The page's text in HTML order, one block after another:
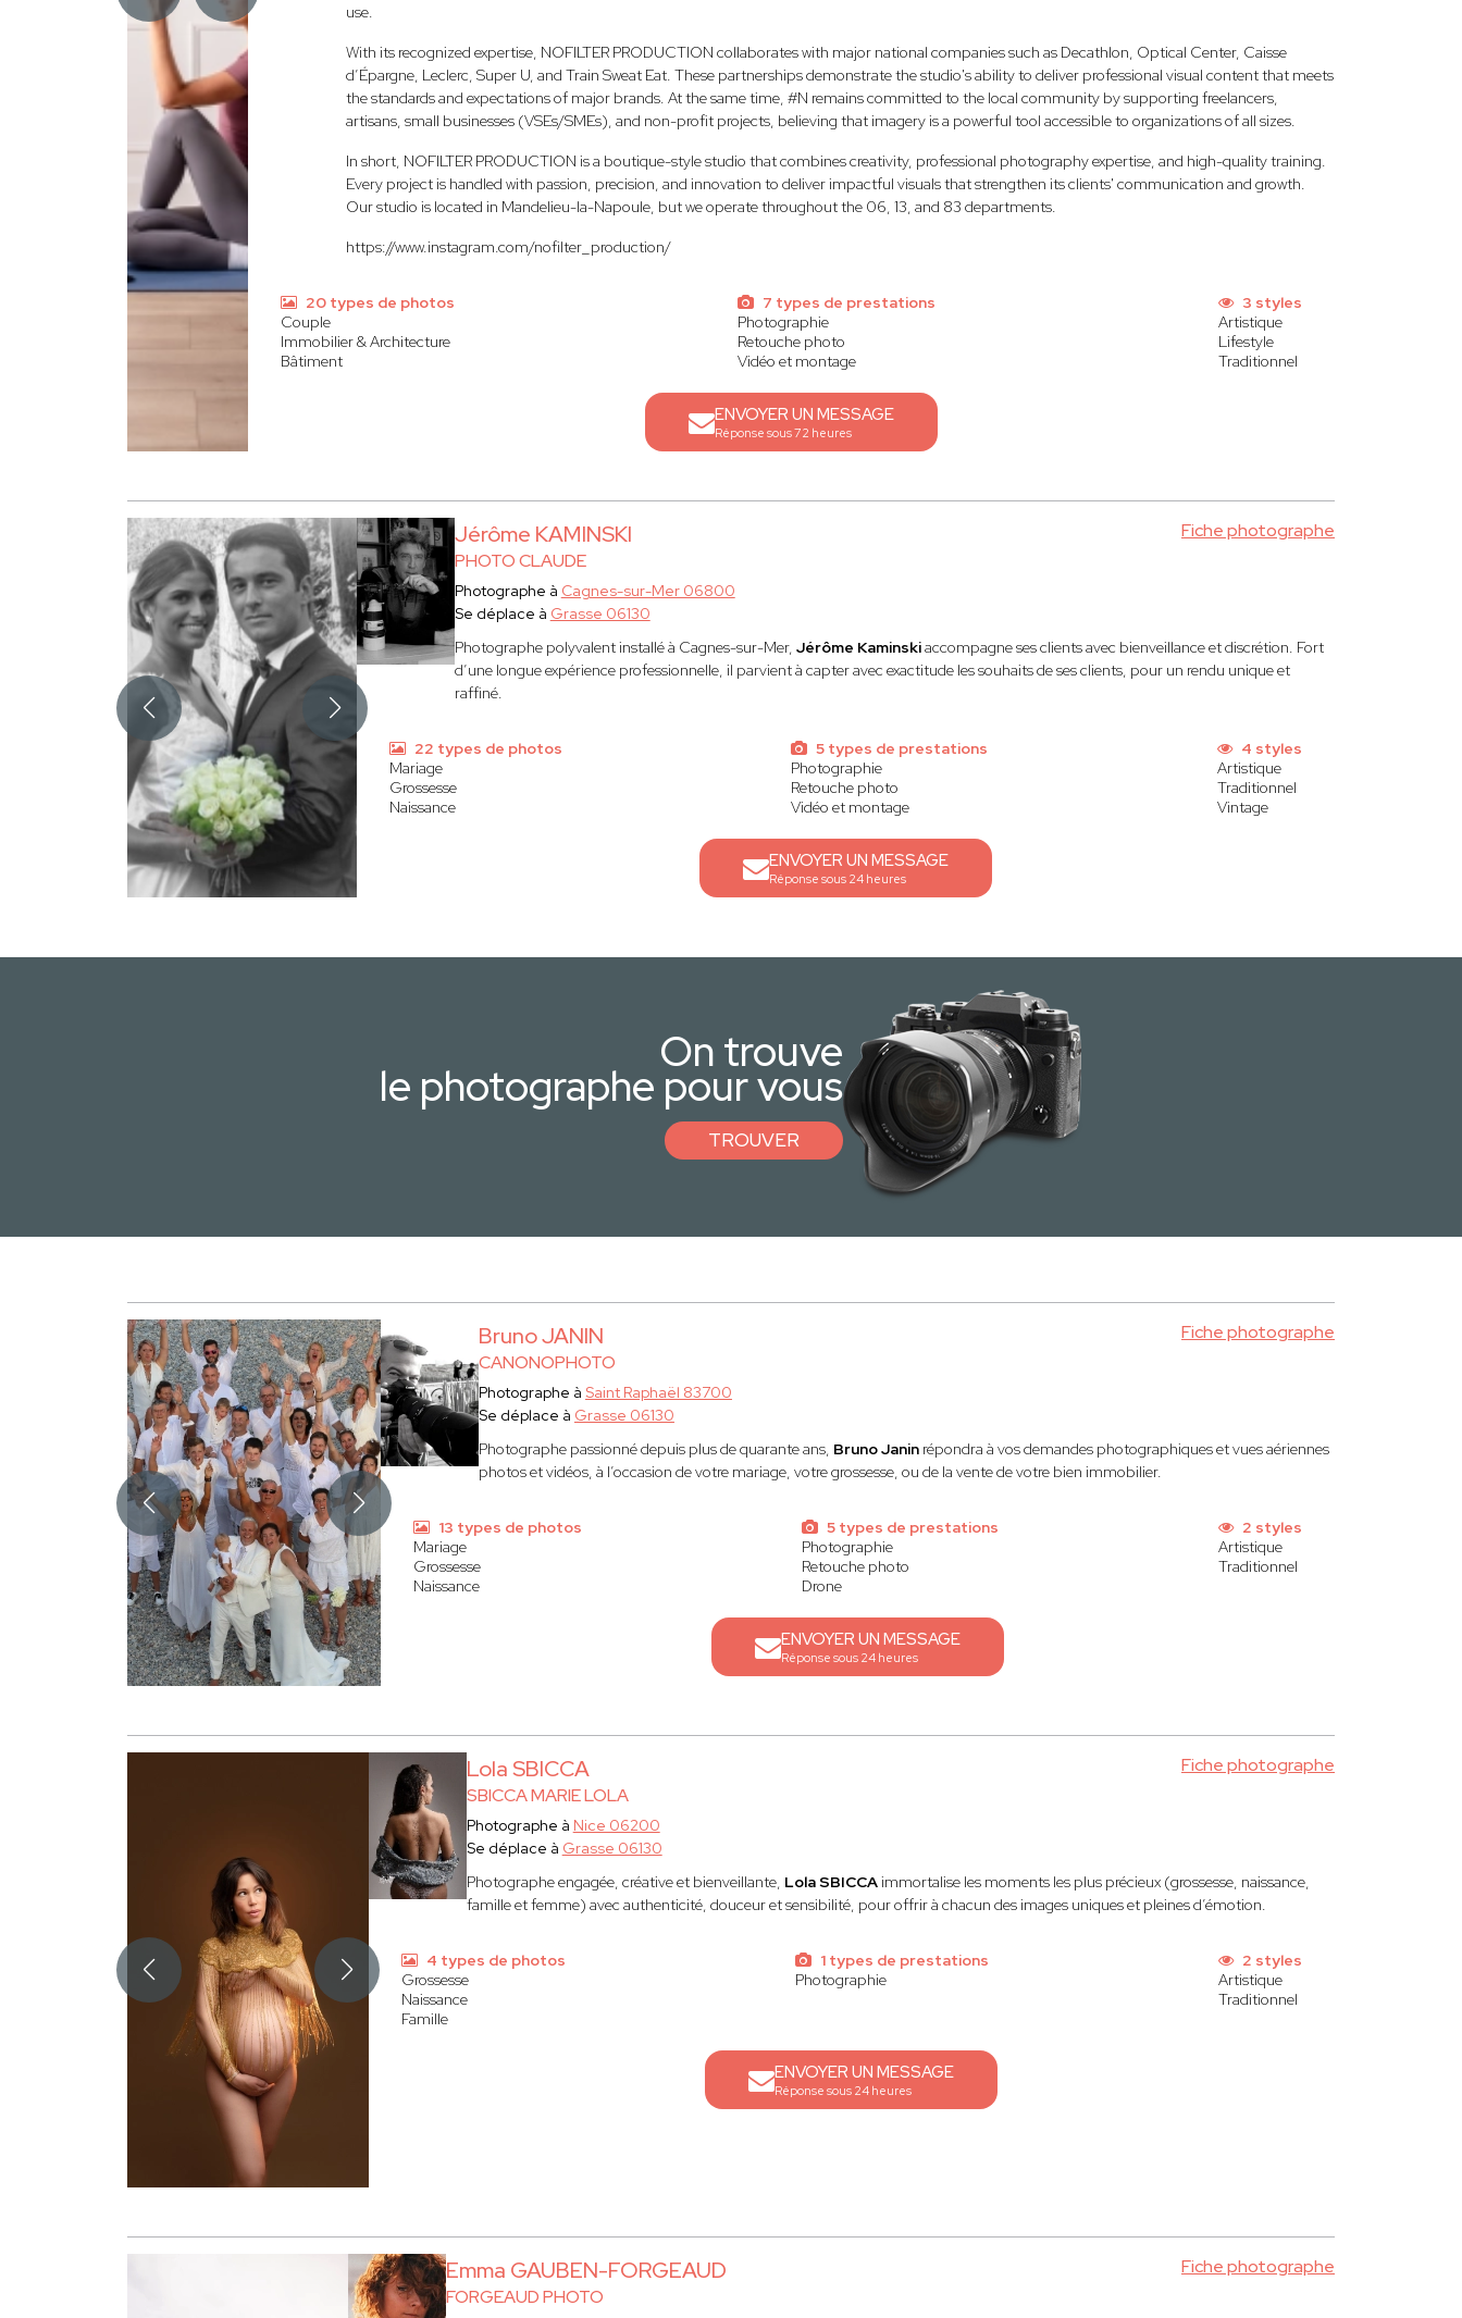
use.
With its recognized expertise, NOFILTER PRODUCTION collaborates with major national companies such as Decathlon, Optical Center, Caisse
d’Épargne, Leclerc, Super U, and Train Sweat Eat. These partnerships demonstrate the studio's ability to deliver professional visual content that meets
the standards and expectations of major brands. At the same time, #N remains committed to the local community by supporting freelancers,
artisans, small businesses (VSEs/SMEs), and non-profit projects, believing that imagery is a powerful tool accessible to organizations of all sizes.
In short, NOFILTER PRODUCTION is a boutique-style studio that combines creativity, professional photography expertise, and high-quality training.
Every project is handled with passion, precision, and innovation to deliver impactful visuals that strengthen its clients' communication and growth.
Our studio is located in Mandelieu-la-Napoule, but we operate throughout the 06, 13, and 83 departments.
https://www.instagram.com/nofilter_production/
20 types de photos
Couple
Immobilier & Architecture
Bâtiment
7 types de prestations
Photographie
Retouche photo
Vidéo et montage
3 styles
Artistique
Lifestyle
Traditionnel
ENVOYER UN MESSAGE
Réponse sous 72 heures
Jérôme KAMINSKI
PHOTO CLAUDE
Fiche photographe
Photographe à Cagnes-sur-Mer 06800
Se déplace à Grasse 06130
Photographe polyvalent installé à Cagnes-sur-Mer, Jérôme Kaminskiaccompagne ses clients avec bienveillance et discrétion. Fort
d’une longue expérience professionnelle, il parvient à capter avec exactitude les souhaits de ses clients, pour un rendu unique et
raffiné.
22 types de photos
Mariage
Grossesse
Naissance
5 types de prestations
Photographie
Retouche photo
Vidéo et montage
4 styles
Artistique
Traditionnel
Vintage
ENVOYER UN MESSAGE
Réponse sous 24 heures
On trouve
le photographe pour vous
TROUVER
Bruno JANIN
CANONOPHOTO
Fiche photographe
Photographe à Saint Raphaël 83700
Se déplace à Grasse 06130
Photographe passionné depuis plus de quarante ans, Bruno Janinrépondra à vos demandes photographiques et vues aériennes
photos et vidéos, à l’occasion de votre mariage, votre grossesse, ou de la vente de votre bien immobilier.
13 types de photos
Mariage
Grossesse
Naissance
5 types de prestations
Photographie
Retouche photo
Drone
2 styles
Artistique
Traditionnel
ENVOYER UN MESSAGE
Réponse sous 24 heures
Lola SBICCA
SBICCA MARIE LOLA
Fiche photographe
Photographe à Nice 06200
Se déplace à Grasse 06130
Photographe engagée, créative et bienveillante, Lola SBICCAimmortalise les moments les plus précieux (grossesse, naissance,
famille et femme) avec authenticité, douceur et sensibilité, pour offrir à chacun des images uniques et pleines d’émotion.
4 types de photos
Grossesse
Naissance
Famille
1 types de prestations
Photographie
2 styles
Artistique
Traditionnel
ENVOYER UN MESSAGE
Réponse sous 24 heures
Emma GAUBEN-FORGEAUD
FORGEAUD PHOTO
Fiche photographe